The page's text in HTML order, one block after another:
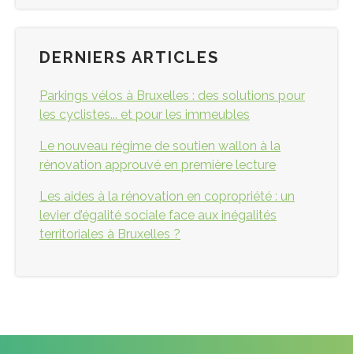
DERNIERS ARTICLES
Parkings vélos à Bruxelles : des solutions pour
les cyclistes... et pour les immeubles
Le nouveau régime de soutien wallon à la
rénovation approuvé en première lecture
Les aides à la rénovation en copropriété : un
levier d’égalité sociale face aux inégalités
territoriales à Bruxelles ?